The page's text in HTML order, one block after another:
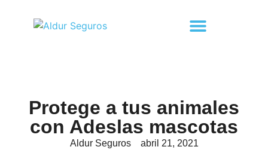
Protege a tus animales
con Adeslas mascotas
Aldur Seguros abril 21, 2021